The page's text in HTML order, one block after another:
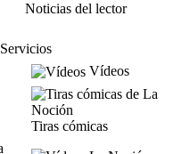
Noticias del lector
Servicios
Vídeos
Tiras cómicas